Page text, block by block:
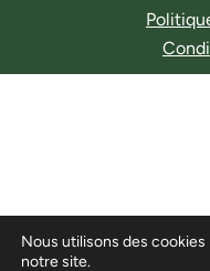
Nous utilisons des
notre site.